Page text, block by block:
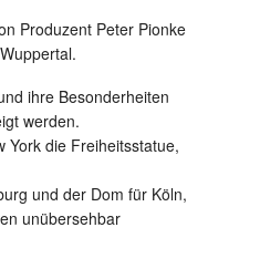
Produzent Peter Pionke
ihre Besonderheiten
werden.
York die Freiheitsstatue,
und der Dom für Köln,
unübersehbar